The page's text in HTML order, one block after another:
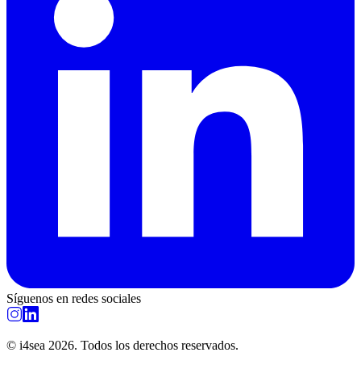
Síguenos en redes sociales
© i4sea 2026. Todos los derechos reservados.